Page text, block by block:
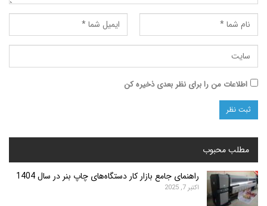
من را برای نظر بعدی ذخیره کن
راهنمای جامع بازار کار دستگاه‌های چاپ بنر در سال 1404
اکتبر 7, 2025